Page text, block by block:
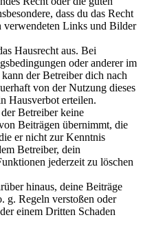
dass du das Recht
verwendeten Links und Bilder
Hausrecht aus. Bei
oder anderer im
der Betreiber dich nach
von der Nutzung dieses
Hausverbot erteilen.
Betreiber keine
Beiträgen übernimmt, die
er nicht zur Kenntnis
Betreiber, dein
jederzeit zu löschen
hinaus, deine Beiträge
g. Regeln verstoßen oder
einem Dritten Schaden